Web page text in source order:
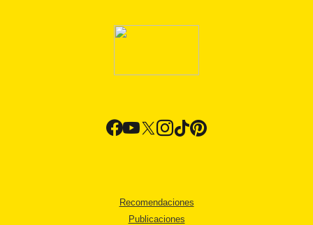
Recomendaciones
Publicaciones